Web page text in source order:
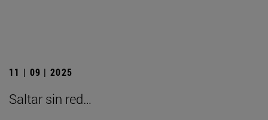
11 | 09 | 2025
Saltar sin red…